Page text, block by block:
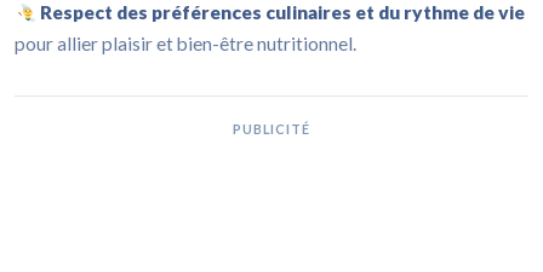
Respect des préférences culinaires et du rythme de vie
pour allier plaisir et bien-être nutritionnel.
PUBLICITÉ